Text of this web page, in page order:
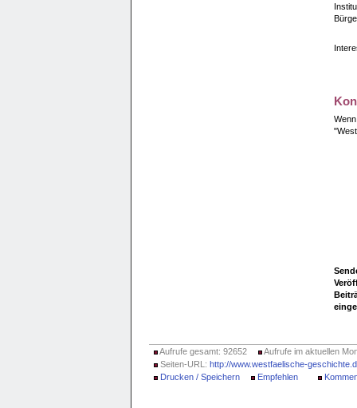
Aufrufe gesamt: 92652
Aufrufe im aktuellen
Seiten-URL: http://www.westfaelische-
Drucken / Speichern
Empfehlen